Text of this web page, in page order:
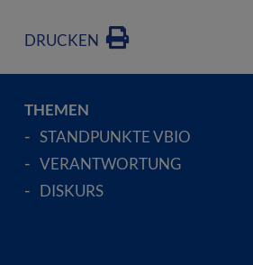
DRUCKEN
THEMEN
STANDPUNKTE VBIO
VERANTWORTUNG
DISKURS